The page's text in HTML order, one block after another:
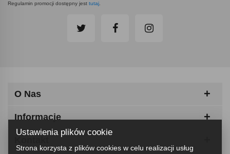
Regulamin promocji dostępny jest tutaj.
O Nas
Informacje
Ustawienia plików cookie
Strona korzysta z plików cookies w celu realizacji usług